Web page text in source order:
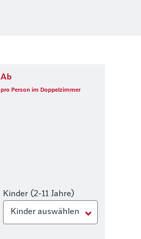
Ab
pro Person im Doppelzimmer
Kinder (2-11 Jahre)
Kinder auswählen